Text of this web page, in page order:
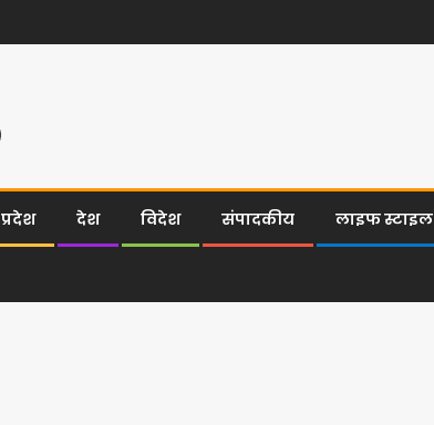
देश विदेश संपादकीय लाइफ स्टाइल